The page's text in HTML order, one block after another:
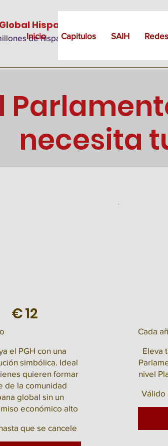
Hispano
de hispanos
Inicio Capitulos SAIH
necesita
€12
el PGH con una
simbólica. Ideal
quieren formar
de la comunidad
global sin un
económico alto
que se cancele
Cada
Eleva
nivel
Válido